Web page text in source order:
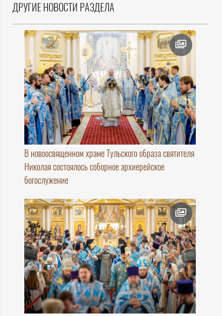
ДРУГИЕ НОВОСТИ РАЗДЕЛА
В новоосвященном храме Тульского образа святителя
Николая состоялось соборное архиерейское
богослужение